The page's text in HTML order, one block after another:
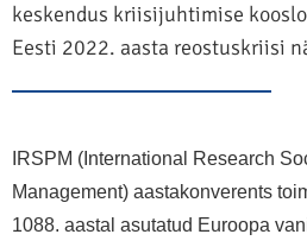
keskendus kriisijuhtimise
Eesti 2022. aasta reostuskriisi
IRSPM (International Research
Management) aastakonverents
1088. aastal asutatud Euroopa